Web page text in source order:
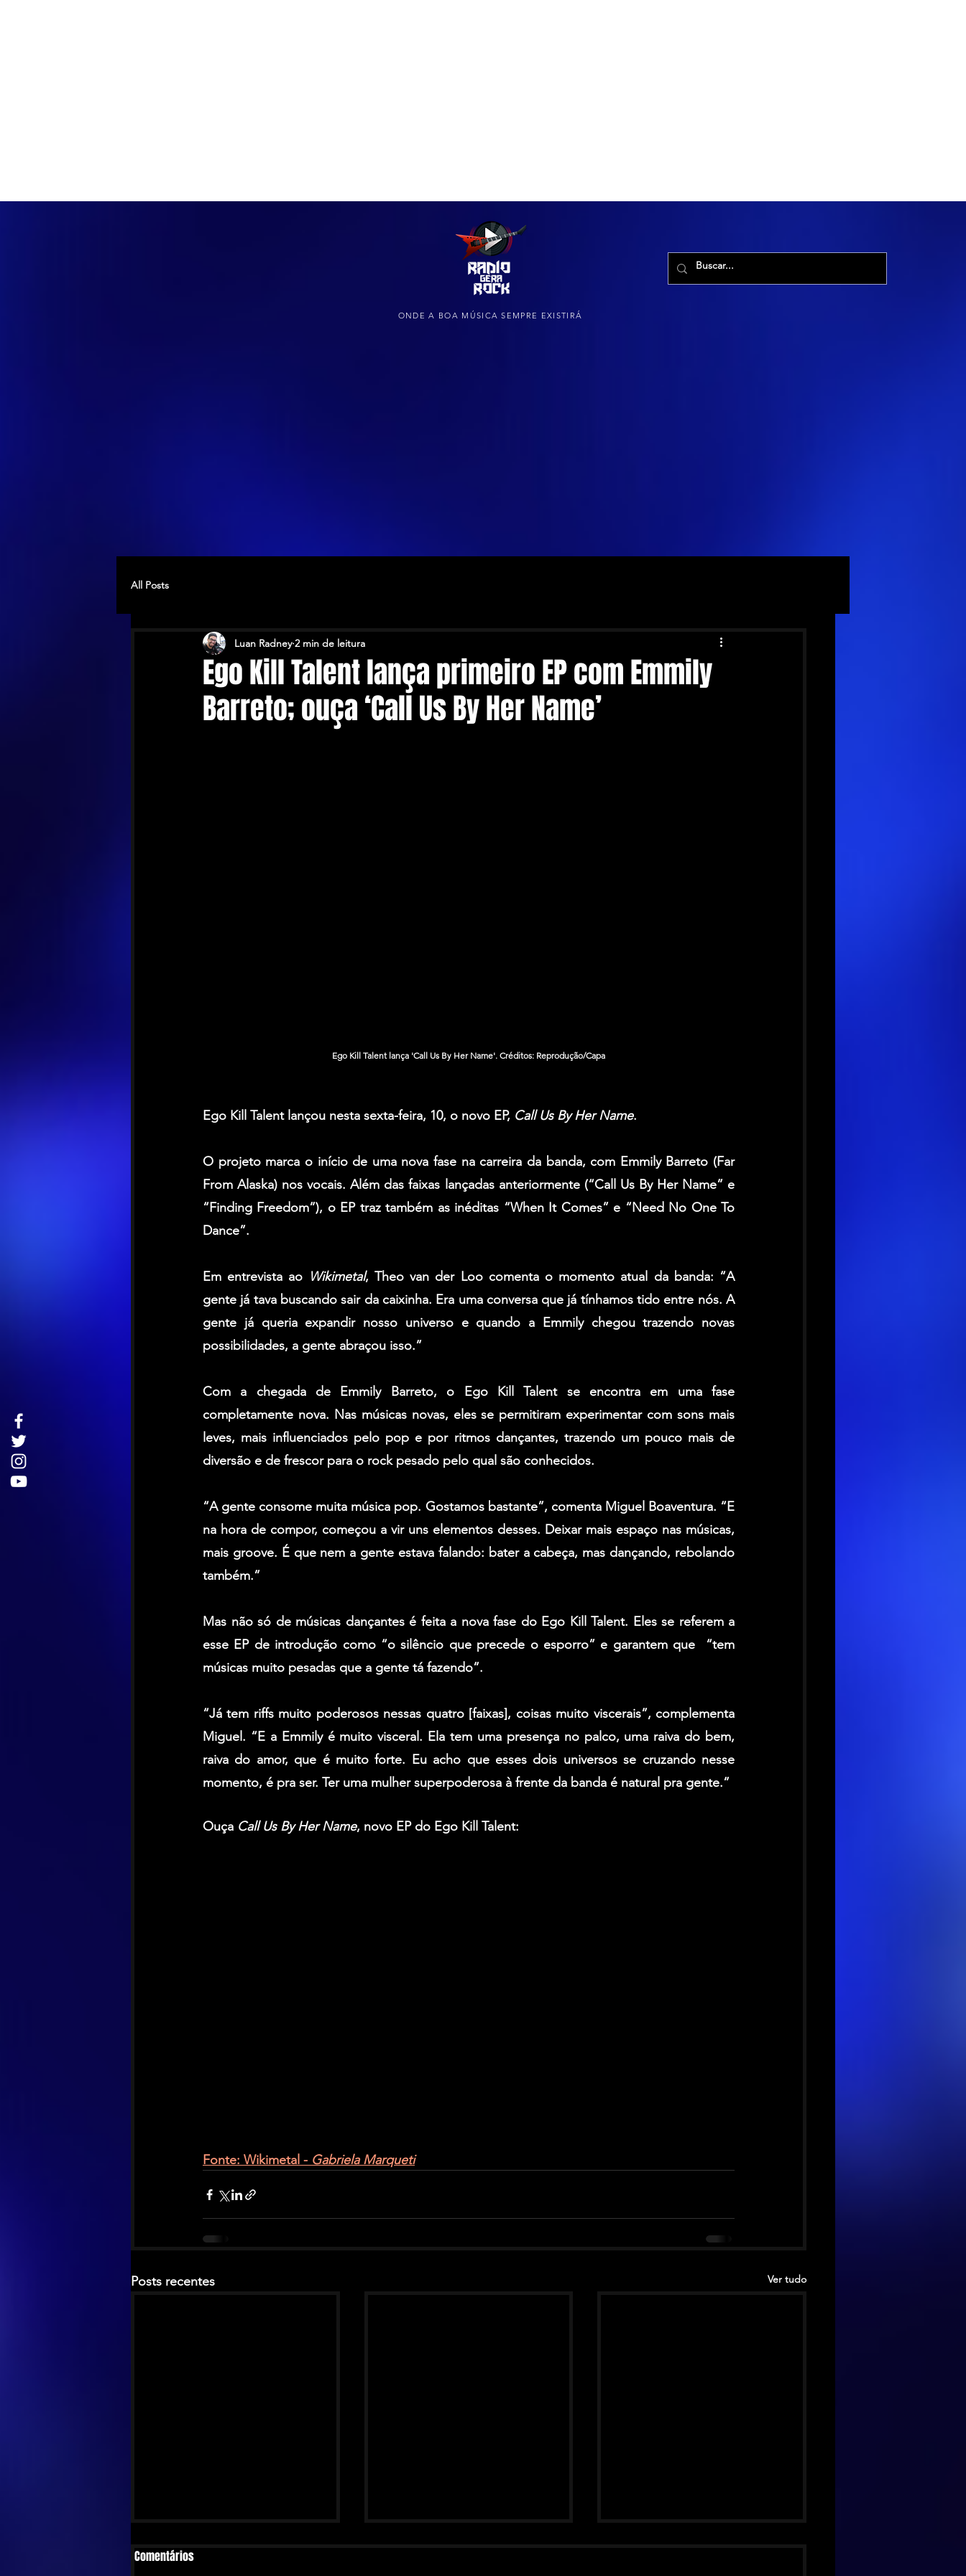
ONDE A BOA MÚSICA SEMPRE EXISTIRÁ
All Posts
Ego Kill Talent lança primeiro EP com Emmily
Barreto; ouça ‘Call Us By Her Name’
Luan Radney 2 min de leitura
Ego Kill Talent lança 'Call Us By Her Name'. Créditos: Reprodução/Capa
Ego Kill Talent lançou nesta sexta-feira, 10, o novo EP, Call Us By Her Name.
O projeto marca o início de uma nova fase na carreira da banda, com Emmily Barreto (Far
From Alaska) nos vocais. Além das faixas lançadas anteriormente (“Call Us By Her Name” e
“Finding Freedom”), o EP traz também as inéditas “When It Comes” e “Need No One To
Dance”.
Em entrevista ao Wikimetal, Theo van der Loo comenta o momento atual da banda: “A
gente já tava buscando sair da caixinha. Era uma conversa que já tínhamos tido entre nós. A
gente já queria expandir nosso universo e quando a Emmily chegou trazendo novas
possibilidades, a gente abraçou isso.”
Com a chegada de Emmily Barreto, o Ego Kill Talent se encontra em uma fase
completamente nova. Nas músicas novas, eles se permitiram experimentar com sons mais
leves, mais influenciados pelo pop e por ritmos dançantes, trazendo um pouco mais de
diversão e de frescor para o rock pesado pelo qual são conhecidos.
“A gente consome muita música pop. Gostamos bastante”, comenta Miguel Boaventura. “E
na hora de compor, começou a vir uns elementos desses. Deixar mais espaço nas músicas,
mais groove. É que nem a gente estava falando: bater a cabeça, mas dançando, rebolando
também.”
Mas não só de músicas dançantes é feita a nova fase do Ego Kill Talent. Eles se referem a
esse EP de introdução como “o silêncio que precede o esporro” e garantem que  “tem
músicas muito pesadas que a gente tá fazendo”.
“Já tem riffs muito poderosos nessas quatro [faixas], coisas muito viscerais”, complementa
Miguel. “E a Emmily é muito visceral. Ela tem uma presença no palco, uma raiva do bem,
raiva do amor, que é muito forte. Eu acho que esses dois universos se cruzando nesse
momento, é pra ser. Ter uma mulher superpoderosa à frente da banda é natural pra gente.”
Ouça Call Us By Her Name, novo EP do Ego Kill Talent:
Fonte: Wikimetal - Gabriela Marqueti
Posts recentes Ver tudo
Comentários